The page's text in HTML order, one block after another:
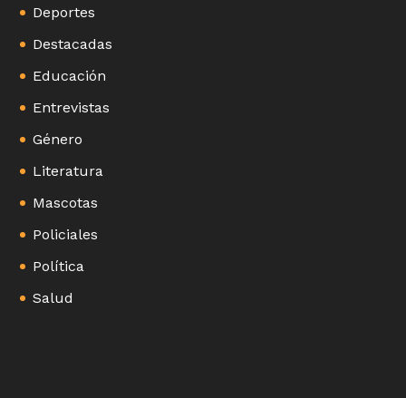
Deportes
Destacadas
Educación
Entrevistas
Género
Literatura
Mascotas
Policiales
Política
Salud